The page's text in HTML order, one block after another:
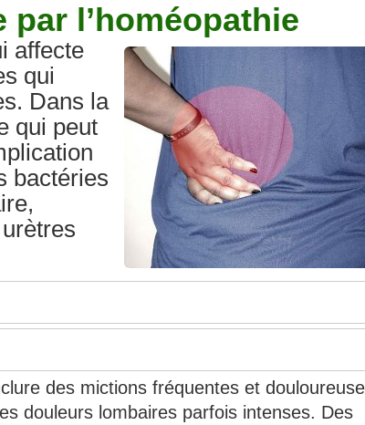
l’homéopathie
affecte
qui
Dans la
qui peut
bactéries
des mictions fréquentes et
douleurs lombaires parfois intenses. Des